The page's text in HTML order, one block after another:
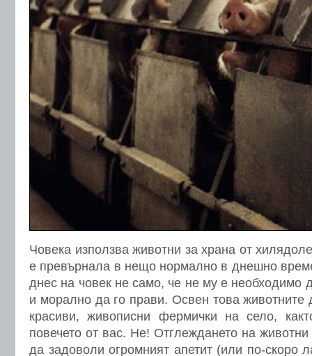
Човека използва животни за храна от
е превърнала в нещо нормално в днешно
днес на човек не само, че не му е необходимо
и морално да го прави. Освен това животните
красиви, живописни фермички на село,
повечето от вас. Не! Отглеждането на
да задоволи огромният апетит (или по-скоро